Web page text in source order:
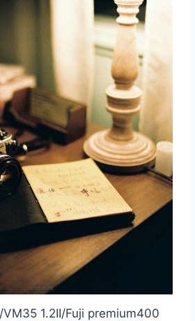
1.2II/Fuji premium400